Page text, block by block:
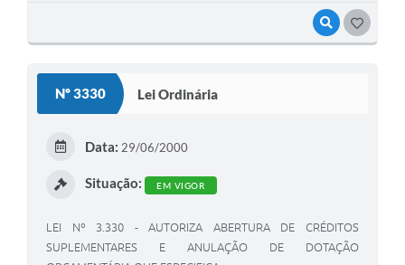
VISUALIZAR
Nº 3330 Lei Ordinária
Data: 29/06/2000
Situação: EM VIGOR
LEI Nº 3.330 - AUTORIZA ABERTURA DE CRÉDITOS
SUPLEMENTARES E ANULAÇÃO DE DOTAÇÃO